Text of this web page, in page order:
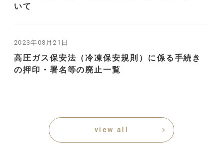
いて
2023年08月21日
高圧ガス保安法（冷凍保安規則）に係る手続き
の押印・署名等の廃止一覧
view all